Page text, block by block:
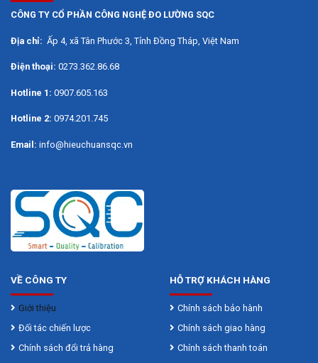
Có hệ thống sấy halogen được điều khiển chính xác
mang lại kết quả nhanh và cho kết quả lặp lại
vệ sinh dễ dàng.
trăm, xác đinh phần trăm chất rắn, cân nặng, đế cân
Hệ thống đèn Halogen
Với các tính năng đặc biệt chế độ tắt mở gồm: chế
độ thủ công người dùng tự tắt / mở, chế độ hẹn giờ,
cho phép người dùng cài đặt thời gian nhất định,
chế độ tự động, cân sẽ làm tất cả mọi việc giúp
bạn, cân sấy ẩm Ohaus MB120 có hai cấu hình sấy:
tiêu chuẩn và nhanh.
CÔNG TY CỔ PHẦN CÔNG NGHỆ ĐO LƯỜNG SQC
Địa chỉ: Ấp 4, xã Tân Phước 3, Tỉnh Đồng Tháp, Việt Nam
Điện thoại: 0273.362.86.68
Hotline 1: 0907.605.163
Hotline 2: 0974.201.745
Email: info@hieuchuansqc.vn
VỀ CÔNG TY
Giới thiệu
Đối tác chiến lược
Chính sách đổi trả hàng
HỖ TRỢ KHÁCH HÀNG
Chính sách bảo hành
Chính sách giao hàng
Chính sách thanh toán